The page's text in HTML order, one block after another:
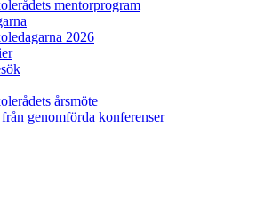
mentorprogram
2026
årsmöte
genomförda konferenser